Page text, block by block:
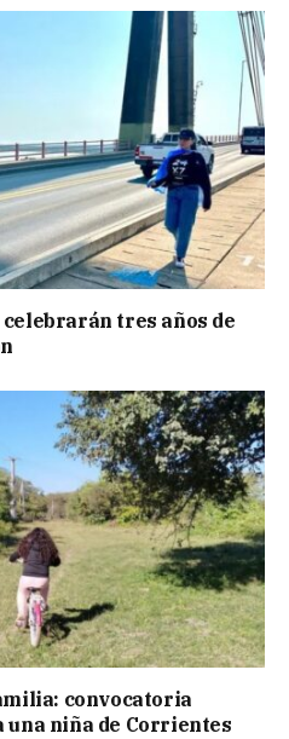
tres años de
convocatoria
niña de Corrientes